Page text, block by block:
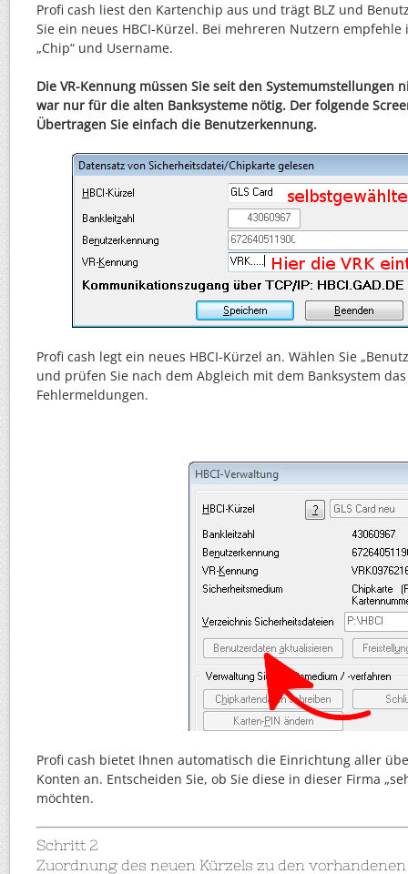
Profi cash liest den Kartenchip aus und trägt BLZ und
Sie ein neues HBCI-Kürzel. Bei mehreren Nutzern empfehle
„Chip“ und Username.
Die VR-Kennung müssen Sie seit den Systemumstellungen
war nur für die alten Banksysteme nötig. Der folgende
Übertragen Sie einfach die Benutzerkennung.
Profi cash legt ein neues HBCI-Kürzel an. Wählen Sie
und prüfen Sie nach dem Abgleich mit dem Banksystem
Fehlermeldungen.
Profi cash bietet Ihnen automatisch die Einrichtung aller
Konten an. Entscheiden Sie, ob Sie diese in dieser Firma
möchten.
Schritt 2
Zuordnung des neuen Kürzels zu den